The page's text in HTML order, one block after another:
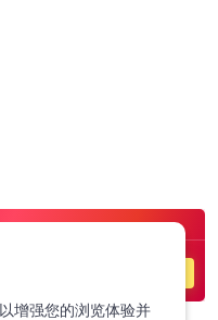
增强您的浏览体验并